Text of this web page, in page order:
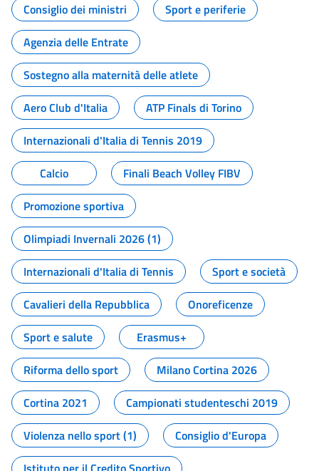
Consiglio dei ministri
Sport e periferie
Agenzia delle Entrate
Sostegno alla maternità delle atlete
Aero Club d'Italia
ATP Finals di Torino
Internazionali d'Italia di Tennis 2019
Calcio
Finali Beach Volley FIBV
Promozione sportiva
Olimpiadi Invernali 2026 (1)
Internazionali d'Italia di Tennis
Sport e società
Cavalieri della Repubblica
Onoreficenze
Sport e salute
Erasmus+
Riforma dello sport
Milano Cortina 2026
Cortina 2021
Campionati studenteschi 2019
Violenza nello sport (1)
Consiglio d'Europa